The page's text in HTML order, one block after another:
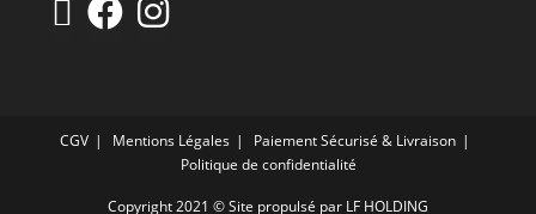
CGV Mentions Légales
Paiement Sécurisé & Livraison
Politique de confidentialité
Copyright 2021 © Site propulsé par LF HOLDING